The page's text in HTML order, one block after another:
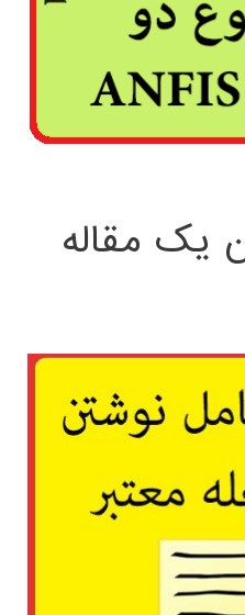
یک مقاله